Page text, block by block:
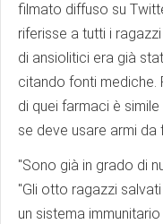
filmato diffuso su
riferisse a tutti i
di ansiolitici era già
citando fonti mediche.
di quei farmaci è
se deve usare armi da
"Sono già in grado di
"Gli otto ragazzi
un sistema